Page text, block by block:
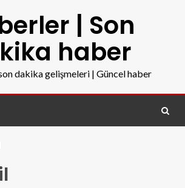
| Son
haber
dakika gelişmeleri | Güncel haber